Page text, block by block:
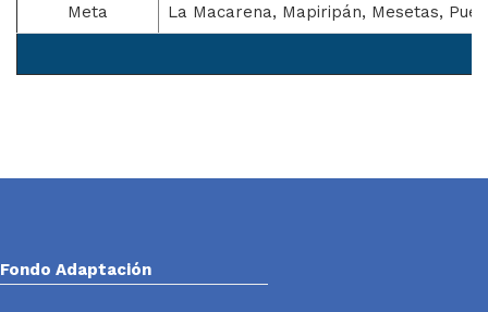
Meta La Macarena, Mapiripán, Mesetas,
Fondo Adaptación